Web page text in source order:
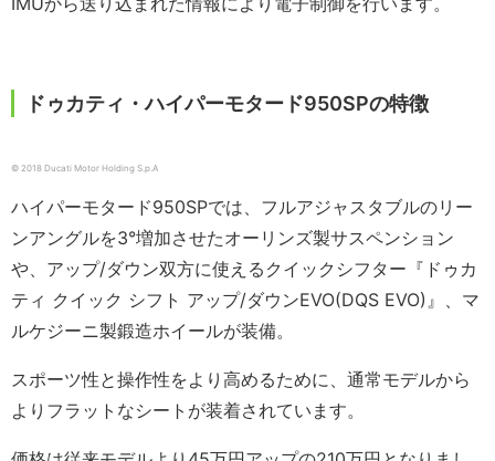
ドゥカティ・ハイパーモタード950SPの特徴
© 2018 Ducati Motor Holding S.p.A
ハイパーモタード950SPでは、フルアジャスタブルのリー
ンアングルを3°増加させたオーリンズ製サスペンション
や、アップ/ダウン双方に使えるクイックシフター『ドゥカ
ティ クイック シフト アップ/ダウンEVO(DQS EVO)』、マ
ルケジーニ製鍛造ホイールが装備。
スポーツ性と操作性をより高めるために、通常モデルから
よりフラットなシートが装着されています。